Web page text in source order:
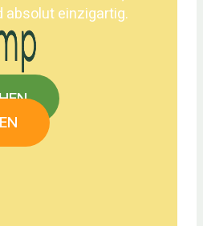
absolut einzigartig.